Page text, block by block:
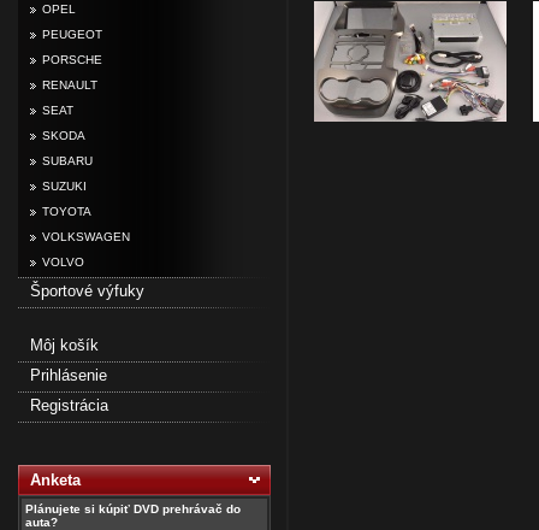
OPEL
PEUGEOT
PORSCHE
RENAULT
SEAT
SKODA
SUBARU
SUZUKI
TOYOTA
VOLKSWAGEN
VOLVO
Športové výfuky
Môj košík
Prihlásenie
Registrácia
Anketa
Plánujete si kúpiť DVD prehrávač do
auta?